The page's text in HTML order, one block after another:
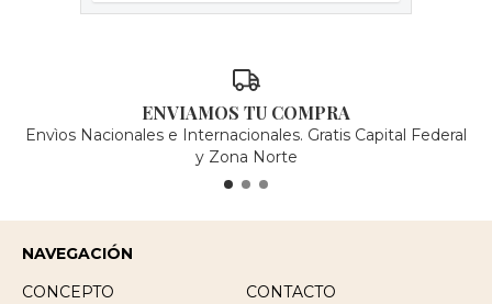
ENVIAMOS TU COMPRA
Envìos Nacionales e Internacionales. Gratis Capital Federal
y Zona Norte
NAVEGACIÓN
CONCEPTO
CONTACTO